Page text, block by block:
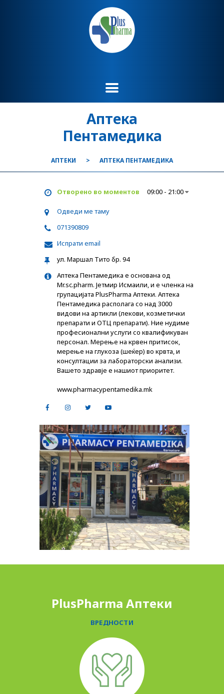
Аптека
Пентамедика
АПТЕКИ АПТЕКА ПЕНТАМЕДИКА
PLUSPHARMA
АПТЕКИ
СПИСАНИЕ
Отворено во моментов 09:00 - 21:00
Одведи ме таму
071390809
Испрати email
ул. Маршал Тито бр. 94
Аптека Пентамедика е основана од
Mr.sc.pharm. Јетмир Исмаили, и е членка на
групацијата PlusPharma Аптеки. Аптека
Пентамедика располага со над 3000
видови на артикли (лекови, козметички
препарати и ОТЦ препарати). Ние нудиме
професионални услуги со квалификуван
персонал. Мерење на крвен притисок,
мерење на глукоза (шеќер) во крвта, и
консултации за лабораторски анализи.
Вашето здравје е нашиот приоритет.
www.pharmacypentamedika.mk
PlusPharma Аптеки
ВРЕДНОСТИ